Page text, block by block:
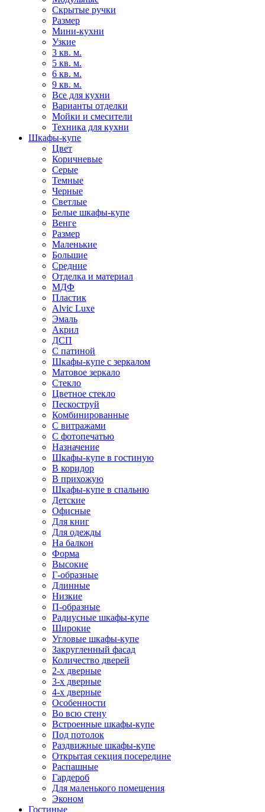
Скрытые ручки
Размер
Мини-кухни
Узкие
3 кв. м.
5 кв. м.
6 кв. м.
9 кв. м.
Все для кухни
Варианты отделки
Мойки и смесители
Техника для кухни
Шкафы-купе
Цвет
Коричневые
Серые
Темные
Черные
Светлые
Белые шкафы-купе
Венге
Размер
Маленькие
Большие
Средние
Отделка и материал
МДФ
Пластик
Alvic Luxe
Эмаль
Акрил
ДСП
С патиной
Шкафы-купе с зеркалом
Матовое зеркало
Стекло
Цветное стекло
Пескоструй
Комбинированные
С витражами
С фотопечатью
Назначение
Шкафы-купе в гостиную
В коридор
В прихожую
Шкафы-купе в спальню
Детские
Офисные
Для книг
Для одежды
На балкон
Форма
Высокие
Г-образные
Длинные
Низкие
П-образные
Радиусные шкафы-купе
Широкие
Угловые шкафы-купе
Закругленный фасад
Количество дверей
2-х дверные
3-х дверные
4-х дверные
Особенности
Во всю стену
Встроенные шкафы-купе
Под потолок
Раздвижные шкафы-купе
Открытая секция посередине
Распашные
Гардероб
Для маленького помещения
Эконом
Гостиные